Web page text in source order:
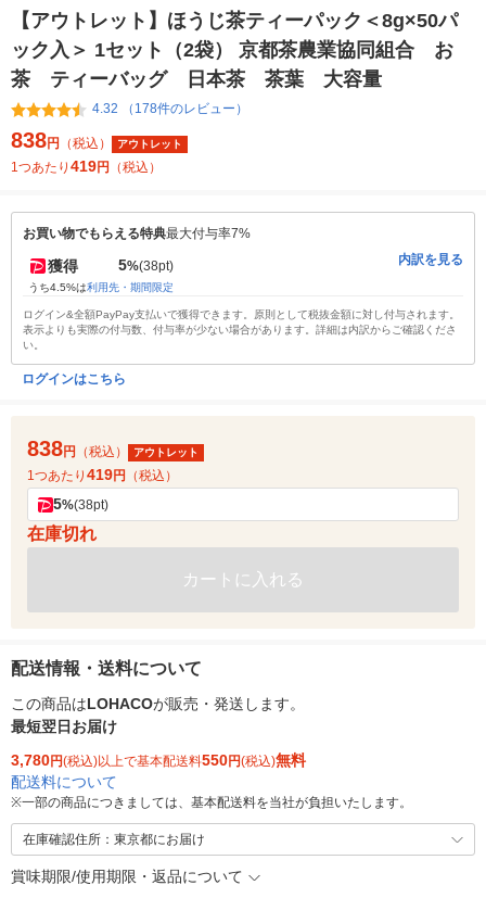
【アウトレット】ほうじ茶ティーパック＜8g×50パ
ック入＞ 1セット（2袋） 京都茶農業協同組合 お
茶 ティーバッグ 日本茶 茶葉 大容量
4.32 （178件のレビュー）
838円 （税込） アウトレット
1つあたり 419円 （税込）
お買い物でもらえる特典最大付与率7%
獲得 5%(38pt)
うち4.5%は利用先・期間限定
内訳を見る
ログイン&全額PayPay支払いで獲得できます。原則として税抜金額に対し付与されます。
表示よりも実際の付与数、付与率が少ない場合があります。詳細は内訳からご確認くださ
い。
ログインはこちら
838円 （税込） アウトレット
1つあたり 419円 （税込）
5%(38pt)
在庫切れ
カートに入れる
配送情報・送料について
この商品はLOHACOが販売・発送します。
最短翌日お届け
3,780円(税込)以上で基本配送料550円(税込)無料
配送料について
※一部の商品につきましては、基本配送料を当社が負担いたします。
在庫確認住所：東京都にお届け
賞味期限/使用期限・返品について